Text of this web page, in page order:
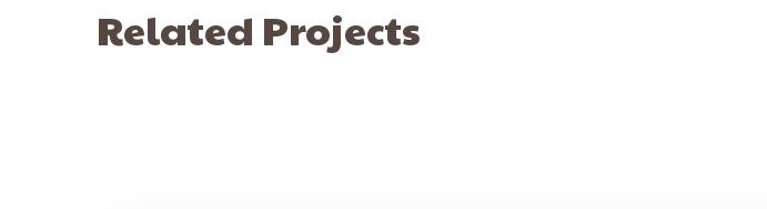
Related Projects